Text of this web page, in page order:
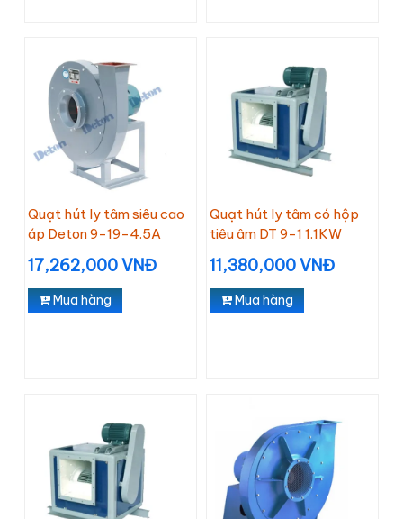
Quạt hút ly tâm siêu cao
áp Deton 9-19-4.5A
17,262,000 VNĐ
Mua hàng
Quạt hút ly tâm có hộp
tiêu âm DT 9-1 1.1KW
11,380,000 VNĐ
Mua hàng